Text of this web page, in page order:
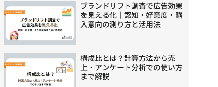
ブランドリフト調査で広告効果
を見える化｜認知・好意度・購
入意向の測り方と活用法
構成比とは？計算方法から売
上・アンケート分析での使い方
まで解説